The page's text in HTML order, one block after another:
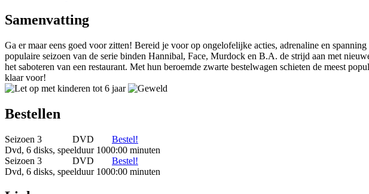
Samenvatting
Ga er maar eens goed voor zitten! Bereid je voor op ongelofelijke acties, adrenaline en
populaire seizoen van de serie binden Hannibal, Face, Murdock en B.A. de strijd aan met
het saboteren van een restaurant. Met hun beroemde zwarte bestelwagen schieten de meest
klaar voor!
Bestellen
Seizoen 3 DVD
Bestel!
Dvd, 6 disks, speelduur 1000:00 minuten
Seizoen 3
DVD
Bestel!
Dvd, 6 disks, speelduur 1000:00 minuten